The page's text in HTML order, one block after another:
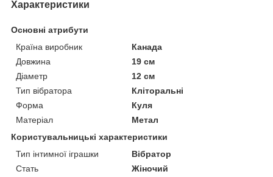
Характеристики
Основні атрибути
Країна виробник
Канада
Довжина
19 см
Діаметр
12 см
Тип вібратора
Кліторальні
Форма
Куля
Матеріал
Метал
Користувальницькі характеристики
Тип інтимної іграшки
Вібратор
Стать
Жіночий